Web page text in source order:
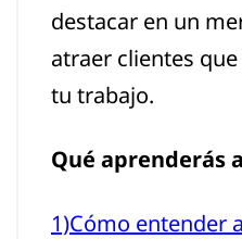
destacar en un
atraer clientes
tu trabajo.
Qué aprenderás
1)Cómo entender